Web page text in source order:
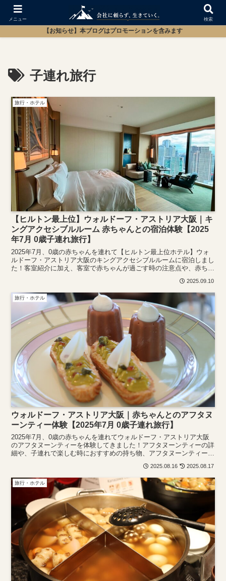
【お知らせ】本ブログはプロモーションを含みます
子連れ旅行
旅行・ホテル
【ヒルトン最上位】ウォルドーフ・アストリア大阪｜キ
ングアクセシブルルーム 赤ちゃんとの宿泊体験【2025
年7月 0歳子連れ旅行】
2025年7月、0歳の赤ちゃんを連れて【ヒルトン最上位ホテル】ウォ
ルドーフ・アストリア大阪のキングアクセシブルルームに宿泊しまし
た！客室紹介に加え、客室で赤ちゃんが過ごす時の注意点や、赤ちゃ
2025.09.10
旅行・ホテル
ウォルドーフ・アストリア大阪｜赤ちゃんとのアフタヌ
ーンティー体験【2025年7月 0歳子連れ旅行】
2025年7月、0歳の赤ちゃんを連れてウォルドーフ・アストリア大阪
のアフタヌーンティーを体験してきました！アフタヌーンティーの詳
細や、子連れで楽しむ時におすすめの持ち物、アフタヌーンティー中
2025.08.16 2025.08.17
旅行・ホテル
メニュー 検索